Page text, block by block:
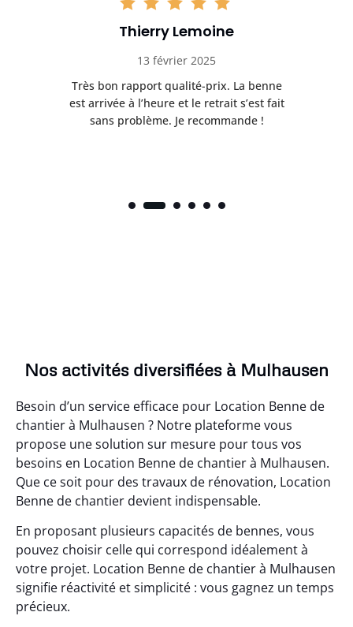
Thierry Lemoine
13 février 2025
Très bon rapport qualité-prix. La benne
est arrivée à l’heure et le retrait s’est fait
sans problème. Je recommande !
Nos activités diversifiées à Mulhausen
Besoin d’un service efficace pour Location Benne de
chantier à Mulhausen ? Notre plateforme vous
propose une solution sur mesure pour tous vos
besoins en Location Benne de chantier à Mulhausen.
Que ce soit pour des travaux de rénovation, Location
Benne de chantier devient indispensable.
En proposant plusieurs capacités de bennes, vous
pouvez choisir celle qui correspond idéalement à
votre projet. Location Benne de chantier à Mulhausen
signifie réactivité et simplicité : vous gagnez un temps
précieux.